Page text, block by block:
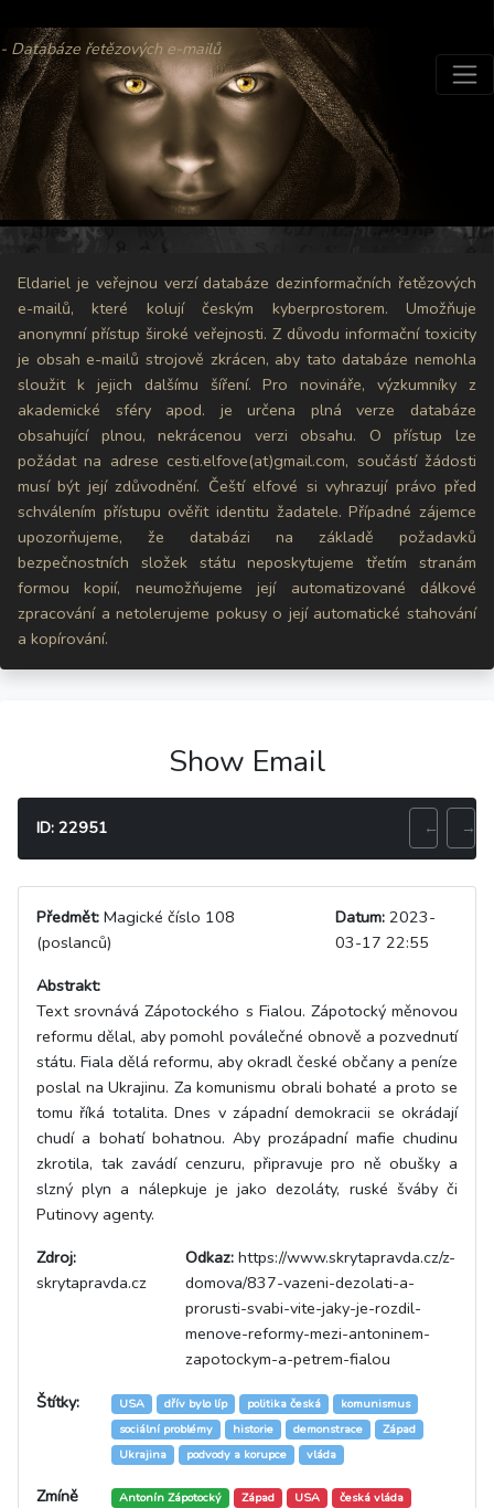
- Databáze řetězových e-mailů
Eldariel je veřejnou verzí databáze dezinformačních řetězových
e-mailů, které kolují českým kyberprostorem. Umožňuje
anonymní přístup široké veřejnosti. Z důvodu informační toxicity
je obsah e-mailů strojově zkrácen, aby tato databáze nemohla
sloužit k jejich dalšímu šíření. Pro novináře, výzkumníky z
akademické sféry apod. je určena plná verze databáze
obsahující plnou, nekrácenou verzi obsahu. O přístup lze
požádat na adrese cesti.elfove(at)gmail.com, součástí žádosti
musí být její zdůvodnění. Čeští elfové si vyhrazují právo před
schválením přístupu ověřit identitu žadatele. Případné zájemce
upozorňujeme, že databázi na základě požadavků
bezpečnostních složek státu neposkytujeme třetím stranám
formou kopií, neumožňujeme její automatizované dálkové
zpracování a netolerujeme pokusy o její automatické stahování
a kopírování.
Show Email
ID: 22951 ← →
Předmět: Magické číslo 108
(poslanců)
Datum:2023-
03-17 22:55
Abstrakt:
Text srovnává Zápotockého s Fialou. Zápotocký měnovou
reformu dělal, aby pomohl poválečné obnově a pozvednutí
státu. Fiala dělá reformu, aby okradl české občany a peníze
poslal na Ukrajinu. Za komunismu obrali bohaté a proto se
tomu říká totalita. Dnes v západní demokracii se okrádají
chudí a bohatí bohatnou. Aby prozápadní mafie chudinu
zkrotila, tak zavádí cenzuru, připravuje pro ně obušky a
slzný plyn a nálepkuje je jako dezoláty, ruské šváby či
Putinovy agenty.
Zdroj:
skrytapravda.cz
Odkaz: https://www.skrytapravda.cz/z-
domova/837-vazeni-dezolati-a-
prorusti-svabi-vite-jaky-je-rozdil-
menove-reformy-mezi-antoninem-
zapotockym-a-petrem-fialou
Štítky:
USA dřív bylo líp politika česká
komunismus
sociální problémy
historie demonstrace
Západ
Ukrajina
podvody a korupce vláda
Zmíně
Antonín Zápotocký Západ USA
česká vláda